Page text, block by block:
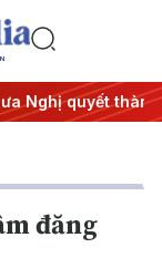
quyết thành
đăng